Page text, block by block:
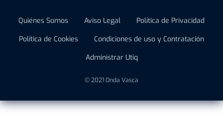
Quiénes Somos Aviso Legal
Política de Privacidad
Política de Cookies
Condiciones de uso y Contratación
Administrar Utiq
© 2021 Onda Vasca